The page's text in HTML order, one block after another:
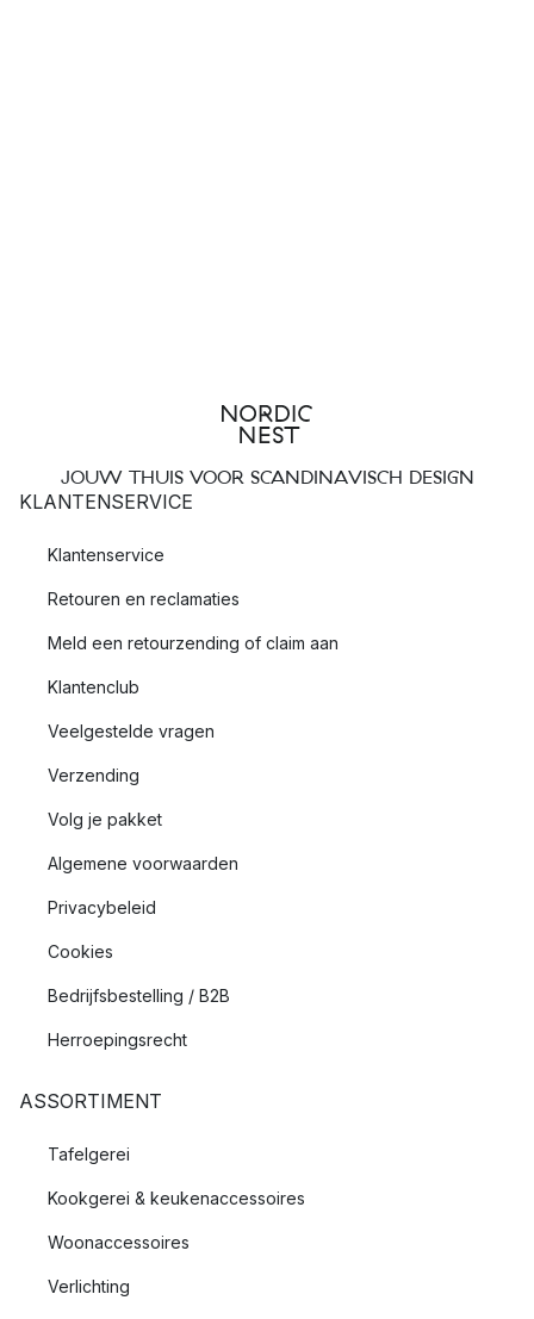
JOUW THUIS VOOR SCANDINAVISCH DESIGN
KLANTENSERVICE
Klantenservice
Retouren en reclamaties
Meld een retourzending of claim aan
Klantenclub
Veelgestelde vragen
Verzending
Volg je pakket
Algemene voorwaarden
Privacybeleid
Cookies
Bedrijfsbestelling / B2B
Herroepingsrecht
ASSORTIMENT
Tafelgerei
Kookgerei & keukenaccessoires
Woonaccessoires
Verlichting